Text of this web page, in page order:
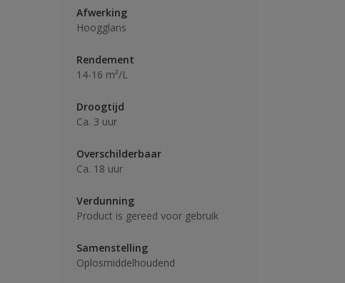
Afwerking
Hoogglans
Rendement
14-16 m²/L
Droogtijd
Ca. 3 uur
Overschilderbaar
Ca. 18 uur
Verdunning
Product is gereed voor gebruik
Samenstelling
Oplosmiddelhoudend